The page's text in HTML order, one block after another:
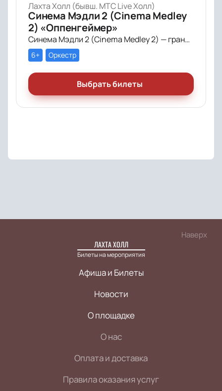
Лахта Холл (бывш. МТС Live Холл)
Синема Мэдли 2 (Cinema Medley
2) «Оппенгеймер»
Синема Мэдли 2 (Cinema Medley 2) — грандиозное симфоническое шоу саундтреков в исполнении большого симфонического оркестра, органа и хора!
6+ Оркестр
Выбрать билеты
Наверх
ЛАХТА ХОЛЛ
Билеты на мероприятия
Афиша и Билеты
Новости
О площадке
О нас
Оплата и доставка
Правила оказания услуг